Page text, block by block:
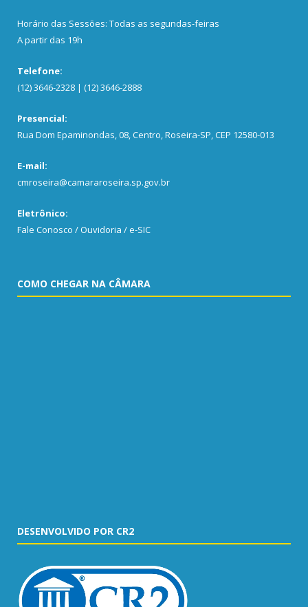
Horário das Sessões: Todas as segundas-feiras
A partir das 19h
Telefone:
(12) 3646-2328 | (12) 3646-2888
Presencial:
Rua Dom Epaminondas, 08, Centro, Roseira-SP, CEP 12580-013
E-mail:
cmroseira@camararoseira.sp.gov.br
Eletrônico:
Fale Conosco / Ouvidoria / e-SIC
COMO CHEGAR NA CÂMARA
DESENVOLVIDO POR CR2